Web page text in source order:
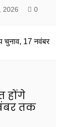
2026 0
होंगे
तक